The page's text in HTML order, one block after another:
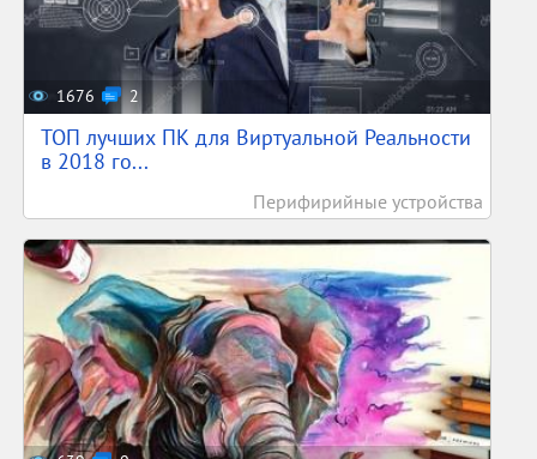
1676 2
ТОП лучших ПК для Виртуальной Реальности
в 2018 го...
Перифирийные устройства